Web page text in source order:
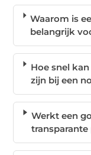
Waarom is
belangrijk
Hoe snel
zijn bij een
Werkt een
transparante